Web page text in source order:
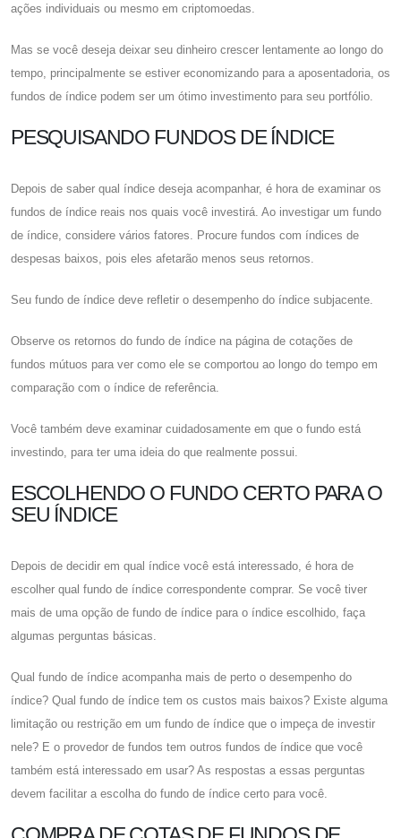
ações individuais ou mesmo em criptomoedas.
Mas se você deseja deixar seu dinheiro crescer lentamente ao longo do
tempo, principalmente se estiver economizando para a aposentadoria, os
fundos de índice podem ser um ótimo investimento para seu portfólio.
PESQUISANDO FUNDOS DE ÍNDICE
Depois de saber qual índice deseja acompanhar, é hora de examinar os
fundos de índice reais nos quais você investirá. Ao investigar um fundo
de índice, considere vários fatores. Procure fundos com índices de
despesas baixos, pois eles afetarão menos seus retornos.
Seu fundo de índice deve refletir o desempenho do índice subjacente.
Observe os retornos do fundo de índice na página de cotações de
fundos mútuos para ver como ele se comportou ao longo do tempo em
comparação com o índice de referência.
Você também deve examinar cuidadosamente em que o fundo está
investindo, para ter uma ideia do que realmente possui.
ESCOLHENDO O FUNDO CERTO PARA O
SEU ÍNDICE
Depois de decidir em qual índice você está interessado, é hora de
escolher qual fundo de índice correspondente comprar. Se você tiver
mais de uma opção de fundo de índice para o índice escolhido, faça
algumas perguntas básicas.
Qual fundo de índice acompanha mais de perto o desempenho do
índice? Qual fundo de índice tem os custos mais baixos? Existe alguma
limitação ou restrição em um fundo de índice que o impeça de investir
nele? E o provedor de fundos tem outros fundos de índice que você
também está interessado em usar? As respostas a essas perguntas
devem facilitar a escolha do fundo de índice certo para você.